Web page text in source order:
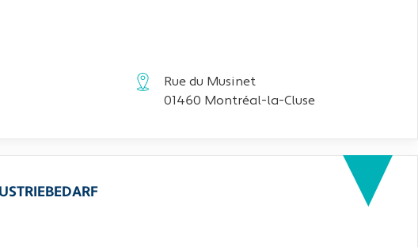
Rue du Musinet
01460 Montréal-la-Cluse